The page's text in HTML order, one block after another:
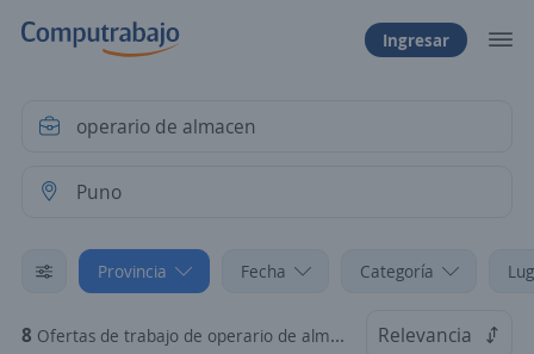
Ingresar
Provincia Fecha Categoría
8 Ofertas de trabajo de operario de almacen en Puno Relevancia